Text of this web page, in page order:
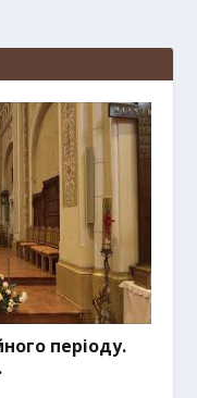
періоду.